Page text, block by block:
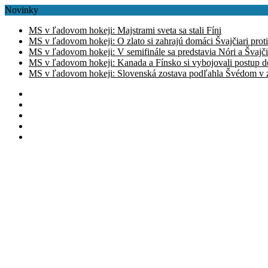
Novinky
MS v ľadovom hokeji: Majstrami sveta sa stali Fíni
MS v ľadovom hokeji: O zlato si zahrajú domáci Švajčiari
MS v ľadovom hokeji: V semifinále sa predstavia Nóri a
MS v ľadovom hokeji: Kanada a Fínsko si vybojovali postup
MS v ľadovom hokeji: Slovenská zostava podľahla Švédom v